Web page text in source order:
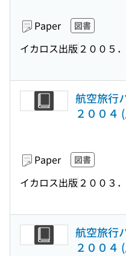
Paper 図書
イカロス出版 ２００５
航空旅行
２００４
Paper 図書
イカロス出版 ２００３
航空旅行
２００４